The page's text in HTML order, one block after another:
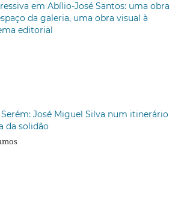
em Abílio-José Santos: uma obra
da galeria, uma obra visual à
editorial
José Miguel Silva num itinerário
da solidão